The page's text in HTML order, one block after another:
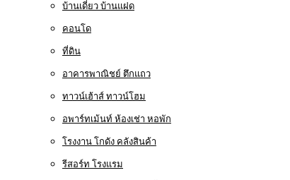
บ้านเดี่ยว บ้านแฝด
คอนโด
ที่ดิน
อาคารพาณิชย์ ตึกแถว
ทาวน์เฮ้าส์ ทาวน์โฮม
อพาร์ทเม้นท์ ห้องเช่า หอพัก
โรงงาน โกดัง คลังสินค้า
รีสอร์ท โรงแรม